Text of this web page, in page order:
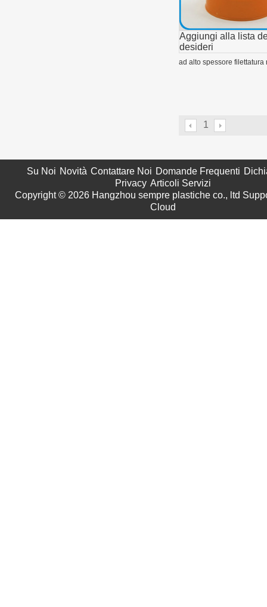
Aggiungi alla lista
desideri
ad alto spessore filettatura
1
Su Noi Novità Contattare Noi Domande Frequenti
Privacy Articoli Servizi
Copyright © 2026 Hangzhou sempre plastiche co., ltd
Cloud